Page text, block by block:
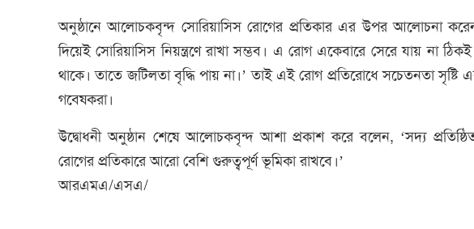
অনুষ্ঠানে আলোচকবৃন্দ সোরিয়াসিস রোগের প্রতিকার এর উপর আলোচনা
দিয়েই সোরিয়াসিস নিয়ন্ত্রণে রাখা সম্ভব। এ রোগ একেবারে সেরে যায় না
থাকে। তাতে জটিলতা বৃদ্ধি পায় না।’ তাই এই রোগ প্রতিরোধে সচেতনতা সৃষ্টি
গবেষকরা।
উদ্বোধনী অনুষ্ঠান শেষে আলোচকবৃন্দ আশা প্রকাশ করে বলেন, ‘সদ্য
রোগের প্রতিকারে আরো বেশি গুরুত্বপূর্ণ ভূমিকা রাখবে।’
আরএমএ/এসএ/